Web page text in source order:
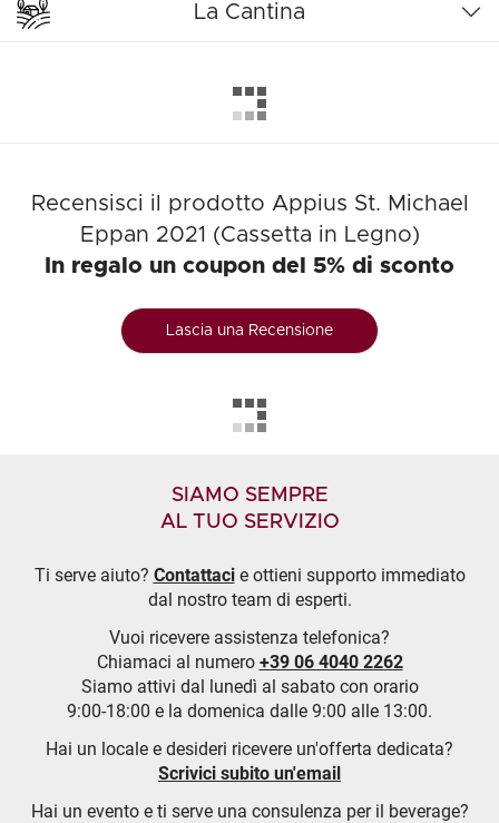
La Cantina
Recensisci il prodotto Appius St. Michael
Eppan 2021 (Cassetta in Legno)
In regalo un coupon del 5% di sconto
Lascia una Recensione
SIAMO SEMPRE
AL TUO SERVIZIO
Ti serve aiuto? Contattacie ottieni supporto immediato
dal nostro team di esperti.
Vuoi ricevere assistenza telefonica?
Chiamaci al numero +39 06 4040 2262
Siamo attivi dal lunedì al sabato con orario
9:00-18:00 e la domenica dalle 9:00 alle 13:00.
Hai un locale e desideri ricevere un'offerta dedicata?
Scrivici subito un'email
Hai un evento e ti serve una consulenza per il beverage?